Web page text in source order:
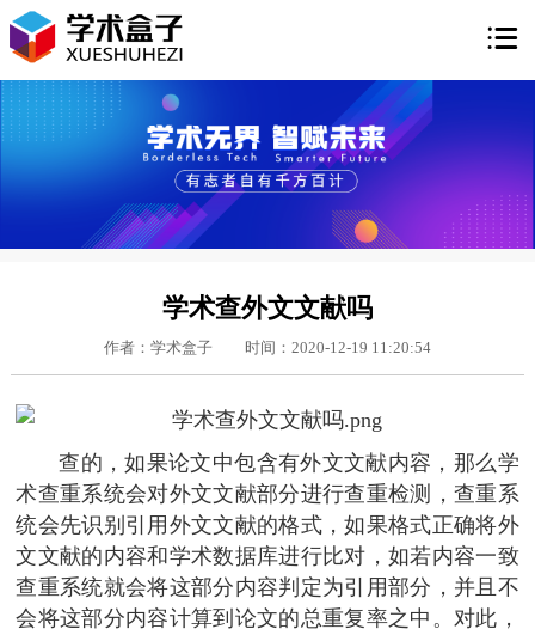

学术查外文文献吗
作者：学术盒子 时间：2020-12-19 11:20:54
查的，如果论文中包含有外文文献内容，那么学
术查重系统会对外文文献部分进行查重检测，查重系
统会先识别引用外文文献的格式，如果格式正确将外
文文献的内容和学术数据库进行比对，如若内容一致
查重系统就会将这部分内容判定为引用部分，并且不
会将这部分内容计算到论文的总重复率之中。对此，